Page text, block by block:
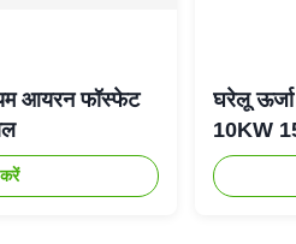
आयरन फॉस्फेट
घरेलू
10KW